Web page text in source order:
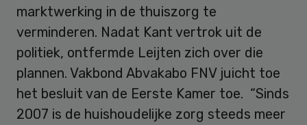
marktwerking in de thuiszorg te
verminderen. Nadat Kant vertrok uit de
politiek, ontfermde Leijten zich over die
plannen. Vakbond Abvakabo FNV juicht toe
het besluit van de Eerste Kamer toe. “Sinds
2007 is de huishoudelijke zorg steeds meer